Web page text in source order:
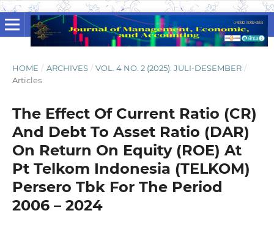
HOME / ARCHIVES / VOL. 4 NO. 2 (2025): JULI-DESEMBER /
Articles
The Effect Of Current Ratio (CR)
And Debt To Asset Ratio (DAR)
On Return On Equity (ROE) At
Pt Telkom Indonesia (TELKOM)
Persero Tbk For The Period
2006 – 2024